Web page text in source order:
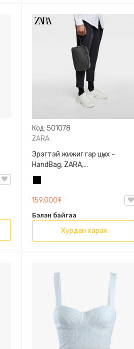
Код: 501078
ZARA
Эрэгтэй жижиг гар цүнх -
HandBag, ZARA,
3720/005/040, PU арьс
159,000₮
Бэлэн байгаа
Хурдан харах